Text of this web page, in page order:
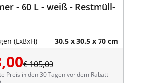
- 60 L - weiß - Restmüll-
(LxBxH) 30.5 x 30.5 x 70 cm
€ 105,00
Preis in den 30 Tagen vor dem Rabatt